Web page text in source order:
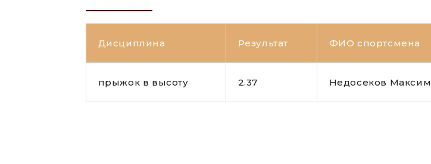
Дисциплина Результат ФИО спортсмена
прыжок в высоту 2.37 Недосеков Максим